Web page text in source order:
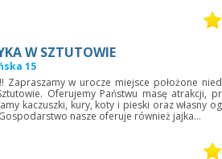
W SZTUTOWIE
15
Zapraszamy w urocze miejsce położone
Oferujemy Państwu masę atrakcji,
kaczuszki, kury, koty i pieski oraz własny
nasze oferuje również jajka...
do nowoczesnej Villi Piaski,
miejscu z przepięknym
na Zalew Wiślany
doskonale wyposażone
Zapraszamy
pokoi w nowo
Dom
od wędruwek